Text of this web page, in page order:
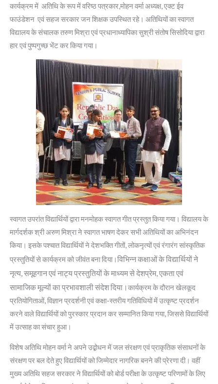
कार्यक्रम में अतिथि के रूप में वरिष्ठ पत्रकार,मोहन वर्मा अध्यक्ष, एक्ट ईव
फाउंडेशन एवं सहज सरकार जन शिक्षक उपस्थित रहे। अतिथियों का स्वागत
विद्यालय के संचालक तरुण मिश्रा एवं प्रधानाध्यापिका सुश्री संतोष सिसोदिया द्वारा
हार एवं पुष्पगुच्छ भेंट कर किया गया।
स्वागत उपरांत विद्यार्थियों द्वारा मनमोहक स्वागत गीत प्रस्तुत किया गया। विद्यालय के
मार्गदर्शक श्री अरुण मिश्रा ने स्वागत भाषण देकर सभी अतिथियों का अभिनंदन
किया। इसके पश्चात विद्यार्थियों ने देशभक्ति गीतों, लोकनृत्यों एवं रंगारंग सांस्कृतिक
प्रस्तुतियों से कार्यक्रम को जीवंत बना दिया।विभिन्न कक्षाओं के विद्यार्थियों ने
नृत्य, समूहगान एवं नाट्य प्रस्तुतियों के माध्यम से देशप्रेम, एकता एवं
सामाजिक मूल्यों का प्रभावशाली संदेश दिया। कार्यक्रम के दौरान खेलकूद
प्रतियोगिताओं, विज्ञान प्रदर्शनी एवं कक्षा-स्तरीय गतिविधियों में उत्कृष्ट प्रदर्शन
करने वाले विद्यार्थियों को पुरस्कार प्रदान कर सम्मानित किया गया, जिससे विद्यार्थियों
में उत्साह का संचार हुआ।
विशेष अतिथि मोहन वर्मा ने अपने उद्बोधन में जल संरक्षण एवं प्राकृतिक संसाधनों के
संरक्षण पर बल देते हुए विद्यार्थियों को जिम्मेदार नागरिक बनने की प्रेरणा दी। वहीं
मुख्य अतिथि सहज सरकार ने विद्यार्थियों को बोर्ड परीक्षा के उत्कृष्ट परिणामों के लिए